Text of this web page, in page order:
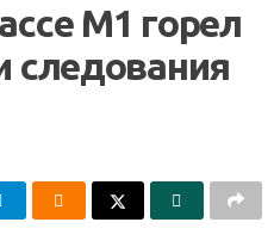
М1 горел
следования